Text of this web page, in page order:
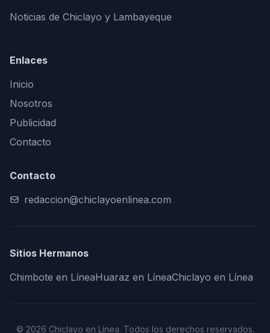
Noticias de Chiclayo y Lambayeque
Enlaces
Inicio
Nosotros
Publicidad
Contacto
Contacto
redaccion@chiclayoenlinea.com
Sitios Hermanos
Chimbote en LíneaHuaraz en LíneaChiclayo en Línea
© 2026 Chiclayo en Línea. Todos los derechos reservados.